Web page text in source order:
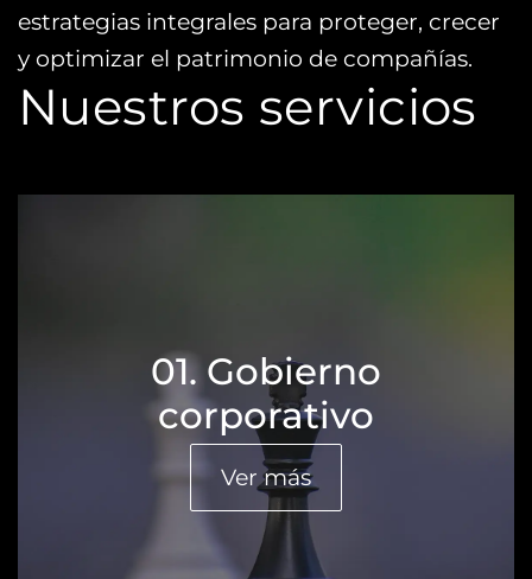
estrategias integrales para proteger, crecer
y optimizar el patrimonio de compañías.
Nuestros servicios
01. Gobierno
corporativo
Ver más